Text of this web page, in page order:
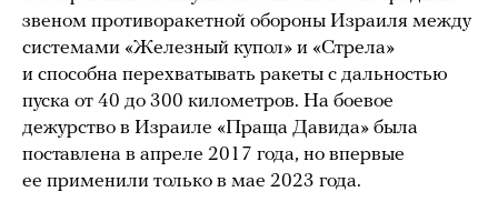
звеном противоракетной обороны Израиля между
системами «Железный купол» и «Стрела»
и способна перехватывать ракеты с дальностью
пуска от 40 до 300 километров. На боевое
дежурство в Израиле «Праща Давида» была
поставлена в апреле 2017 года, но впервые
ее применили только в мае 2023 года.